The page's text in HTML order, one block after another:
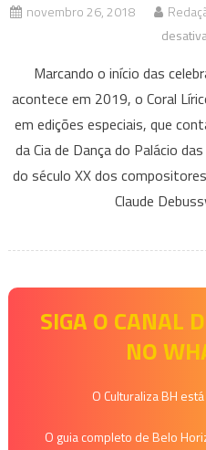
novembro 26, 2018
Marcando o início das
acontece em 2019, o Coral
em edições especiais, que
da Cia de Dança do Palácio
do século XX dos
Claude
SIGA O CANAL
NO
O Culturaliza BH
O guia completo de Belo